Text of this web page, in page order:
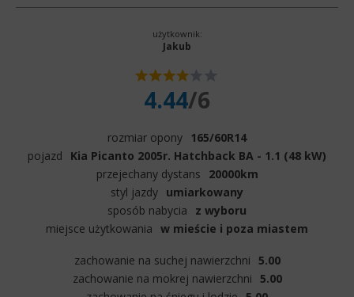
użytkownik:
Jakub
4.44/6
rozmiar opony 165/60R14
pojazd
Kia Picanto 2005r. Hatchback BA - 1.1 (48 kW)
przejechany dystans
20000km
styl jazdy umiarkowany
sposób nabycia
z wyboru
miejsce użytkowania w mieście i poza miastem
zachowanie na suchej nawierzchni 5.00
zachowanie na mokrej nawierzchni 5.00